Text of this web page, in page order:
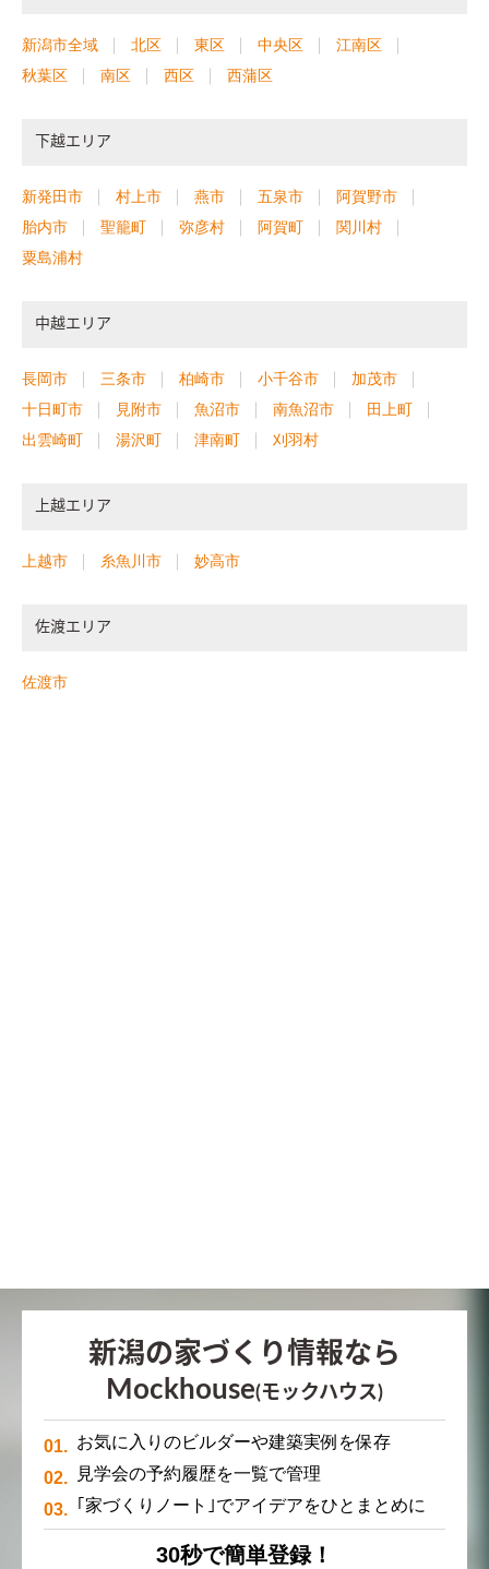
新潟市全域 北区 東区 中央区
江南区
秋葉区
南区 西区 西蒲区
下越エリア
新発田市 村上市 燕市 五泉市
阿賀野市
胎内市
聖籠町 弥彦村 阿賀町
関川村
粟島浦村
中越エリア
長岡市 三条市 柏崎市 小千谷市
加茂市
十日町市
見附市 魚沼市 南魚沼市
田上町
出雲崎町
湯沢町 津南町 刈羽村
上越エリア
上越市 糸魚川市 妙高市
佐渡エリア
佐渡市
新潟の家づくり情報なら
Mockhouse(モックハウス)
お気に入りのビルダーや建築実例を保存
見学会の予約履歴を一覧で管理
｢家づくりノート｣でアイデアをひとまとめに
30秒で簡単登録！